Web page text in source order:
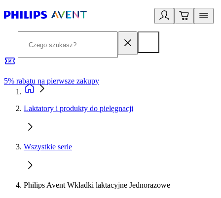
5% rabatu na pierwsze zakupy
Laktatory i produkty do pielęgnacji
Wszystkie serie
Philips Avent Wkładki laktacyjne Jednorazowe